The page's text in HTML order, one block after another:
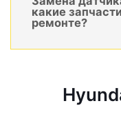
какие
ремонте?